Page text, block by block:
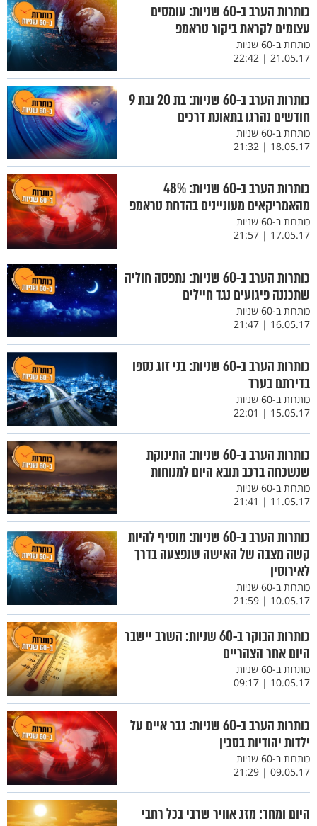
כותרות הערב ב-60 שניות: עומסים
עצומים לקראת ביקור טראמפ
כותרות ב-60 שניות
21.05.17 | 22:42
כותרות הערב ב-60 שניות: בת 20 ובת 9
חודשים נהרגו בתאונת דרכים
כותרות ב-60 שניות
18.05.17 | 21:32
כותרות הערב ב-60 שניות: 48%
מהאמריקאים מעוניינים בהדחת טראמפ
כותרות ב-60 שניות
17.05.17 | 21:57
כותרות הערב ב-60 שניות: נתפסה חוליה
שתכננה פיגועים נגד חיילים
כותרות ב-60 שניות
16.05.17 | 21:47
כותרות הערב ב-60 שניות: בני זוג נספו
בדירתם בערד
כותרות ב-60 שניות
15.05.17 | 22:01
כותרות הערב ב-60 שניות: התינוקת
שנשכחה ברכב תובא היום למנוחות
כותרות ב-60 שניות
11.05.17 | 21:41
כותרות הערב ב-60 שניות: מוסיף להיות
קשה מצבה של האישה שנפצעה בדרך
לאירוסין
כותרות ב-60 שניות
10.05.17 | 21:59
כותרות הבוקר ב-60 שניות: השרב יישבר
היום אחר הצהריים
כותרות ב-60 שניות
10.05.17 | 09:17
כותרות הערב ב-60 שניות: גבר איים על
ילדות יהודיות בסכין
כותרות ב-60 שניות
09.05.17 | 21:29
היום ומחר: מזג אוויר שרבי בכל רחבי